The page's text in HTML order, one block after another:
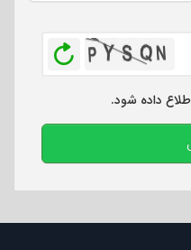
داده شود.